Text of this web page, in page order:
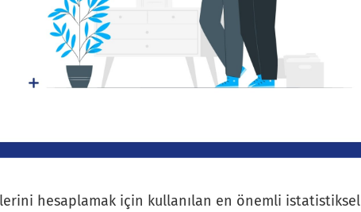
hesaplamak için kullanılan en önemli istatistiksel